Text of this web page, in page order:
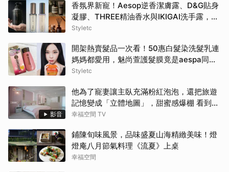
香氛界新寵！Aesop逆香潔膚露、D&G貼身
凝膠、THREE精油香水與IKIGAI洗手露，用
高質感香氣包覆妳的盛夏日常
Styletc
開架熱賣髮品一次看！50惠白髮染洗髮乳連
媽媽都愛用，魅尚萱護髮膜竟是aespa同
款！
Styletc
影音
他為了寵妻讓主臥充滿粉紅泡泡，還把旅遊
記憶變成「立體地圖」，甜蜜感爆棚 看到這
間誰不嫁？！
幸福空間 TV
鋪陳旬味風景，品味盛夏山海精緻美味！燈
燈庵八月節氣料理《流夏》上桌
幸福空間